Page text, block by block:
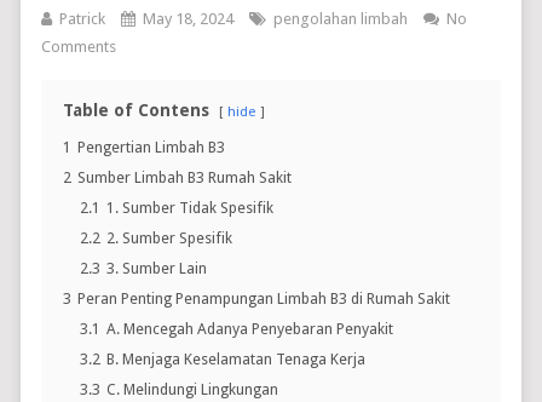
Patrick May 18, 2024 pengolahan limbah
No
Comments
Table of Contens hide
1 Pengertian Limbah B3
2 Sumber Limbah B3 Rumah Sakit
2.1 1. Sumber Tidak Spesifik
2.2 2. Sumber Spesifik
2.3 3. Sumber Lain
3 Peran Penting Penampungan Limbah B3 di Rumah Sakit
3.1 A. Mencegah Adanya Penyebaran Penyakit
3.2 B. Menjaga Keselamatan Tenaga Kerja
3.3 C. Melindungi Lingkungan